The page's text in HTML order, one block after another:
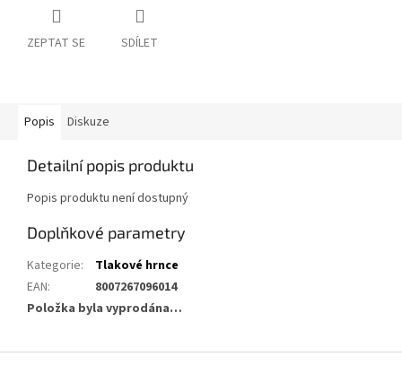
ZEPTAT SE SDÍLET
Popis Diskuze
Detailní popis produktu
Popis produktu není dostupný
Doplňkové parametry
Kategorie:
Tlakové hrnce
EAN:
8007267096014
Položka byla vyprodána…